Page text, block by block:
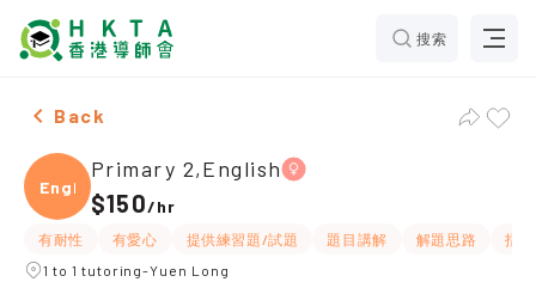
搜索
Female Primary 2,English，Yuen Long Tuition
Back
Engli
Primary 2,English
$150/hr
有耐性 有愛心 提供練習題/試題 題目講解 解題思路
指
1 to 1 tutoring-Yuen Long